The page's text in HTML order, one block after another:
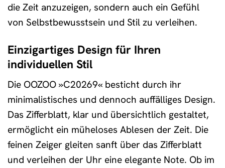
die Zeit anzuzeigen, sondern auch ein Gefühl
von Selbstbewusstsein und Stil zu verleihen.
Einzigartiges Design für Ihren
individuellen Stil
Die OOZOO »C20269« besticht durch ihr
minimalistisches und dennoch auffälliges Design.
Das Zifferblatt, klar und übersichtlich gestaltet,
ermöglicht ein müheloses Ablesen der Zeit. Die
feinen Zeiger gleiten sanft über das Zifferblatt
und verleihen der Uhr eine elegante Note. Ob im